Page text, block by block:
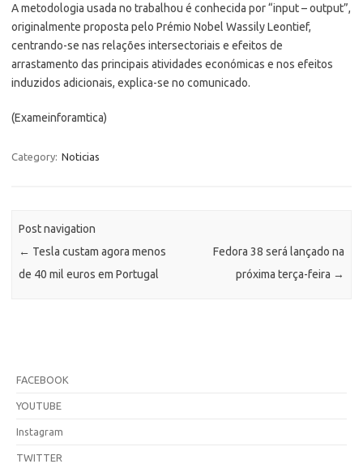
A metodologia usada no trabalhou é conhecida por “input – output”,
originalmente proposta pelo Prémio Nobel Wassily Leontief,
centrando-se nas relações intersectoriais e efeitos de
arrastamento das principais atividades económicas e nos efeitos
induzidos adicionais, explica-se no comunicado.
(Exameinforamtica)
Category: Noticias
Post navigation
← Tesla custam agora menos
de 40 mil euros em Portugal
Fedora 38 será lançado na
próxima terça-feira →
FACEBOOK
YOUTUBE
Instagram
TWITTER